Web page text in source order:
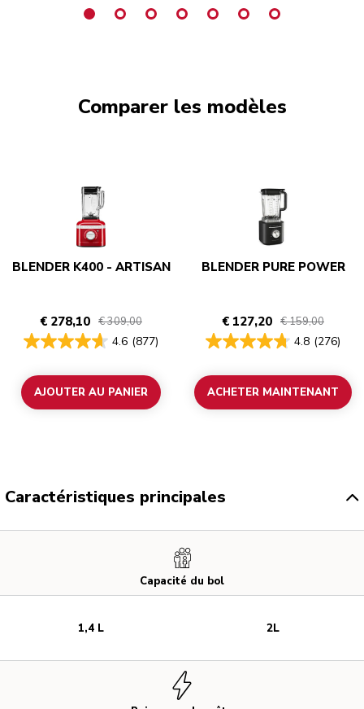
Comparer les modèles
BLENDER K400 - ARTISAN
€ 278,10 € 309,00
4.6 (877)
AJOUTER AU PANIER
BLENDER PURE POWER
€ 127,20 € 159,00
4.8 (276)
ACHETER MAINTENANT
Caractéristiques principales
Capacité du bol
1,4 L 2L